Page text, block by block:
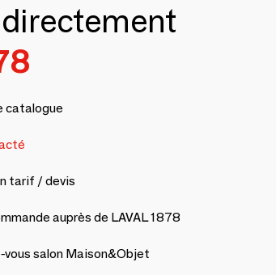
catalogue
tarif / devis
auprès de LAVAL 1878
vous salon Maison&Objet